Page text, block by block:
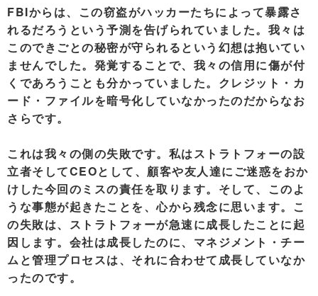
FBIからは、この窃盗がハッカーたちによって暴露さ
れるだろうという予測を告げられていました。我々は
このできごとの秘密が守られるという幻想は抱いてい
ませんでした。発覚することで、我々の信用に傷が付
くであろうことも分かっていました。クレジット・カ
ード・ファイルを暗号化していなかったのだからなお
さらです。
これは我々の側の失敗です。私はストラトフォーの設
立者そしてCEOとして、顧客や友人達にご迷惑をおか
けした今回のミスの責任を取ります。そして、このよ
うな事態が起きたことを、心から残念に思います。こ
の失敗は、ストラトフォーが急速に成長したことに起
因します。会社は成長したのに、マネジメント・チー
ムと管理プロセスは、それに合わせて成長していなか
ったのです。